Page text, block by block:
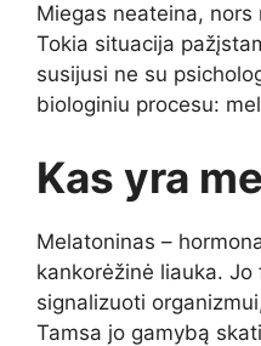
Miegas neateina,
Tokia situacija
susijusi ne su
biologiniu procesu:
Kas yra
Melatoninas –
kankorėžinė liauka.
signalizuoti
Tamsa jo gamybą